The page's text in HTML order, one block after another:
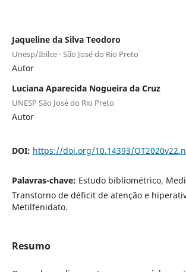
Jaqueline da Silva Teodoro
Unesp/Ibilce - São José do Rio Preto
Autor
Luciana Aparecida Nogueira da Cruz
UNESP São José do Rio Preto
Autor
DOI: https://doi.org/10.14393/
Palavras-chave: Estudo bibliométrico,
Transtorno de déficit de atenção e
Metilfenidato.
Resumo